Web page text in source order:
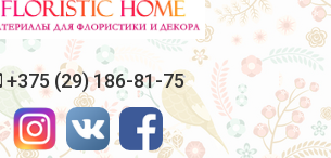
+375 (29) 186-81-75